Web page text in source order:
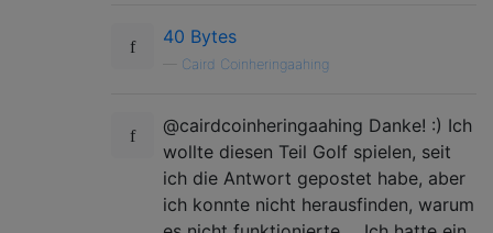
40 Bytes
Caird Coinheringaahing
@cairdcoinheringaahing Danke! :) Ich
wollte diesen Teil Golf spielen, seit
ich die Antwort gepostet habe, aber
ich konnte nicht herausfinden, warum